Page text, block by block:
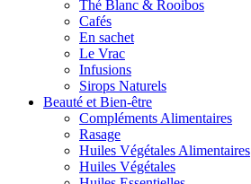
Thé Blanc & Rooibos
Cafés
En sachet
Le Vrac
Infusions
Sirops Naturels
Beauté et Bien-être
Compléments Alimentaires
Rasage
Huiles Végétales Alimentaires
Huiles Végétales